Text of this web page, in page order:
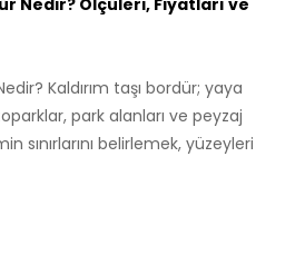
Nedir? Ölçüleri, Fiyatları ve
Kaldırım taşı bordür; yaya
park alanları ve peyzaj
sınırlarını belirlemek, yüzeyleri